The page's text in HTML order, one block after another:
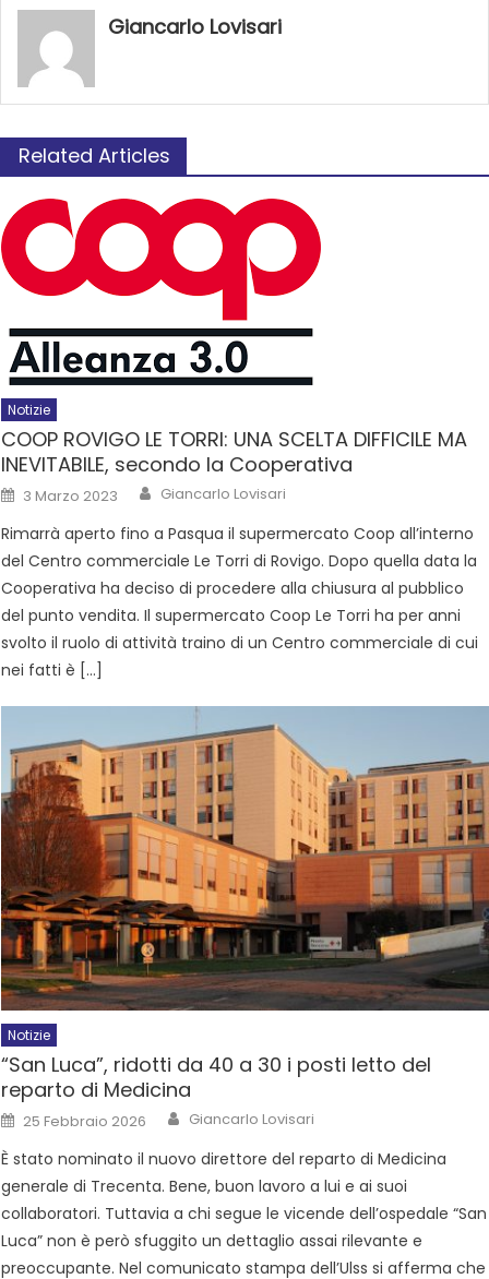
Giancarlo Lovisari
Related Articles
Notizie
COOP ROVIGO LE TORRI: UNA SCELTA DIFFICILE MA
INEVITABILE, secondo la Cooperativa
3 Marzo 2023 Giancarlo Lovisari
Rimarrà aperto fino a Pasqua il supermercato Coop all’interno
del Centro commerciale Le Torri di Rovigo. Dopo quella data la
Cooperativa ha deciso di procedere alla chiusura al pubblico
del punto vendita. Il supermercato Coop Le Torri ha per anni
svolto il ruolo di attività traino di un Centro commerciale di cui
nei fatti è […]
Notizie
“San Luca”, ridotti da 40 a 30 i posti letto del
reparto di Medicina
25 Febbraio 2026 Giancarlo Lovisari
È stato nominato il nuovo direttore del reparto di Medicina
generale di Trecenta. Bene, buon lavoro a lui e ai suoi
collaboratori. Tuttavia a chi segue le vicende dell’ospedale “San
Luca” non è però sfuggito un dettaglio assai rilevante e
preoccupante. Nel comunicato stampa dell’Ulss si afferma che